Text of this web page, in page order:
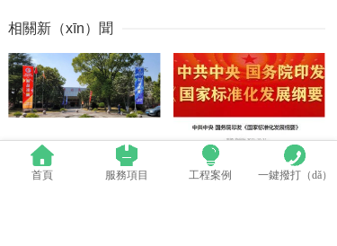
相關新（xīn）聞
群英薈萃 共聚上海丨全國LED精品巡展（zhǎn）攜手（shǒu）共謀行業發展大計 中國LED顯示應用行業標準情況一（yī）覽
首頁 服務項目 工程案例 一鍵撥打（dǎ）